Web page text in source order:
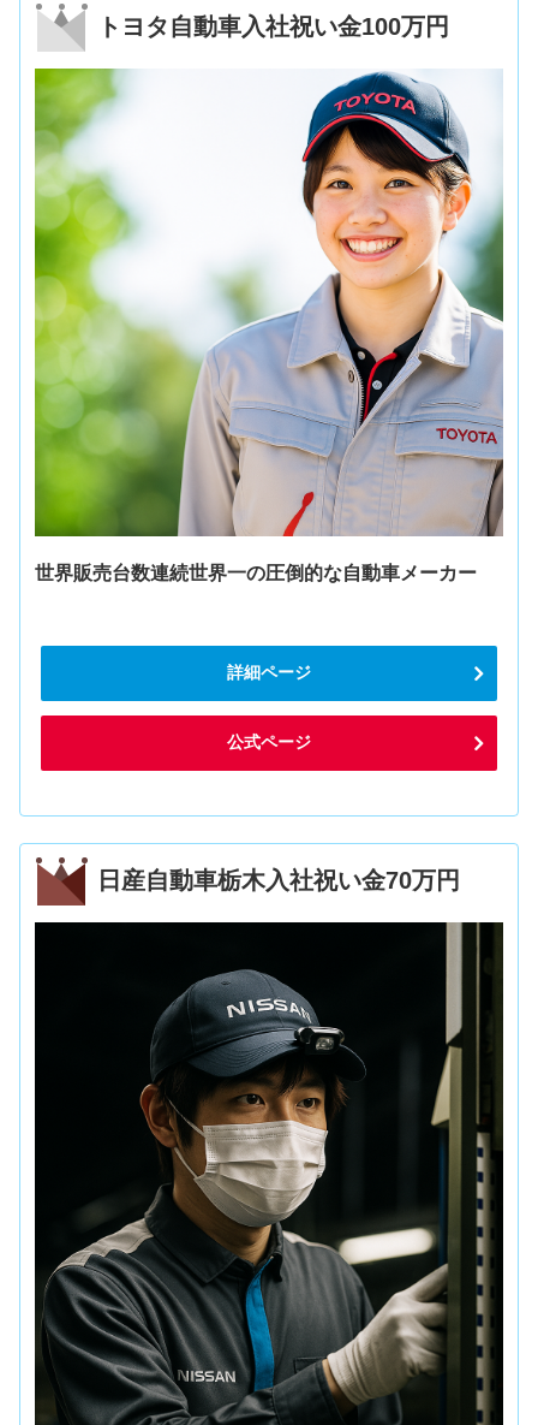
トヨタ自動車入社祝い金100万円
世界販売台数連続世界一の圧倒的な自動車メーカー
詳細ページ
公式ページ
日産自動車栃木入社祝い金70万円